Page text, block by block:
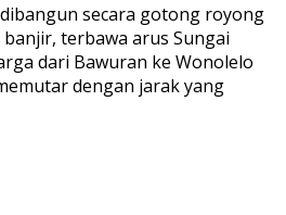
secara gotong royong
terbawa arus Sungai
dari Bawuran ke Wonolelo
dengan jarak yang